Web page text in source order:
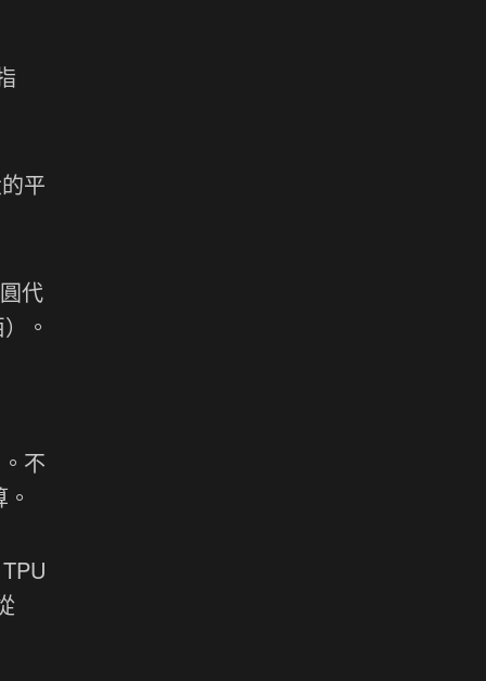
平
代
。
不